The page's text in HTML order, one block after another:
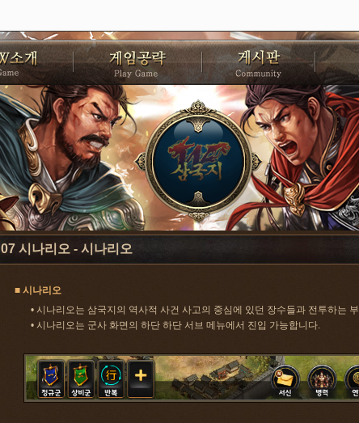
07 시나리오 - 시나리오
■ 시나리오
• 시나리오는 삼국지의 역사적 사건 사고의 중심에 있던 장수들과 전투하는
• 시나리오는 군사 화면의 하단 하단 서브 메뉴에서 진입 가능합니다.